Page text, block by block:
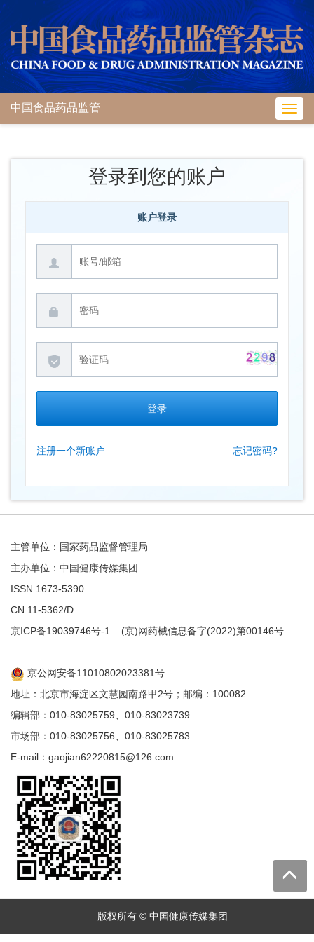
中国食品药品监管
登录到您的账户
账户登录
注册一个新账户 忘记密码?
主管单位：国家药品监督管理局
主办单位：中国健康传媒集团
ISSN 1673-5390
CN 11-5362/D
京ICP备19039746号-1 (京)网药械信息备字(2022)第00146号
京公网安备11010802023381号
地址：北京市海淀区文慧园南路甲2号；邮编：100082
编辑部：010-83025759、010-83023739
市场部：010-83025756、010-83025783
E-mail：gaojian62220815@126.com
版权所有 © 中国健康传媒集团